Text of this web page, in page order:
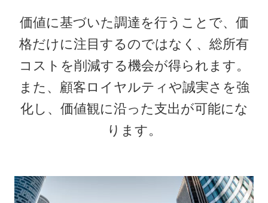
価値に基づいた調達を行うことで、価
格だけに注目するのではなく、総所有
コストを削減する機会が得られます。
また、顧客ロイヤルティや誠実さを強
化し、価値観に沿った支出が可能にな
ります。